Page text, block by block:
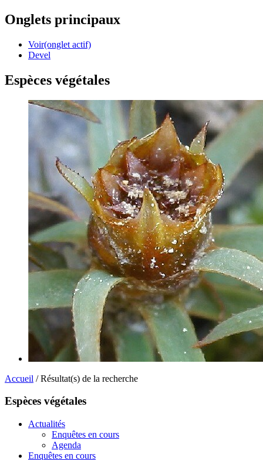
Onglets principaux
Voir(onglet actif)
Devel
Espèces végétales
Accueil / Résultat(s) de la recherche
Espèces végétales
Actualités
Enquêtes en cours
Agenda
Enquêtes en cours